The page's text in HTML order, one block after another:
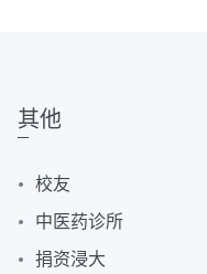
其他
校友
中医药诊所
捐资浸大